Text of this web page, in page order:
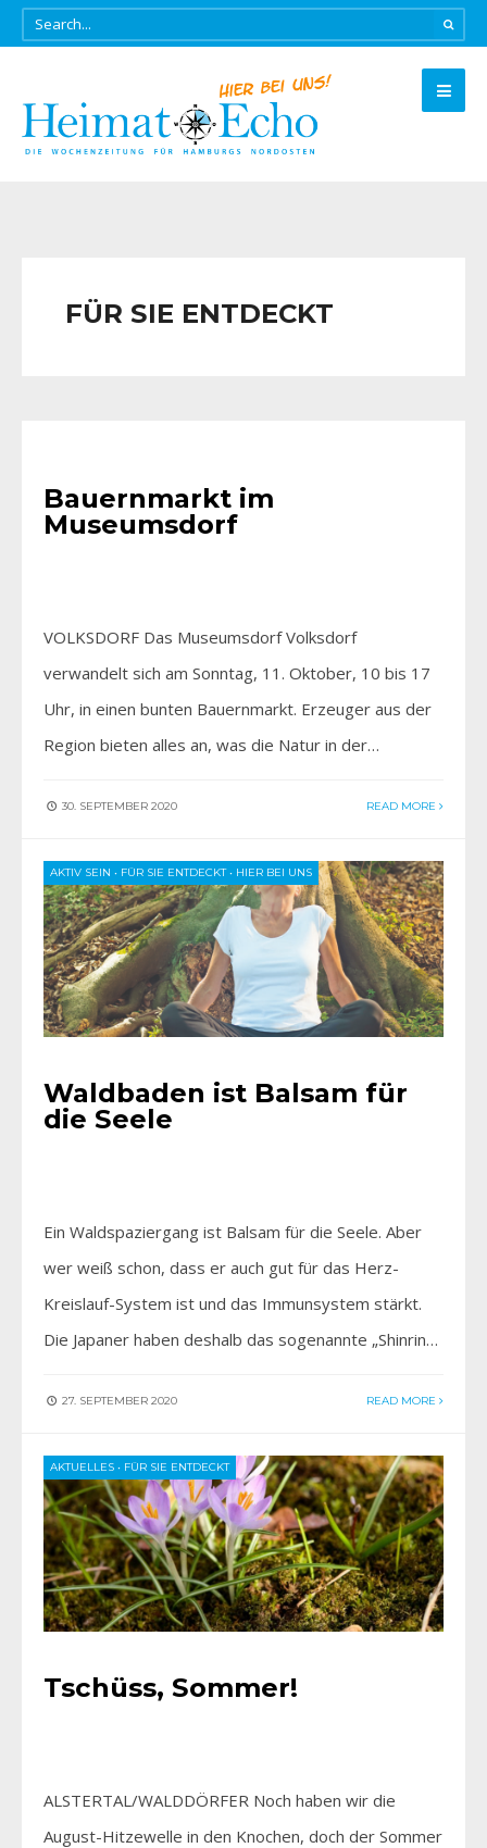
FÜR SIE ENTDECKT
Bauernmarkt im
Museumsdorf
VOLKSDORF Das Museumsdorf Volksdorf
verwandelt sich am Sonntag, 11. Oktober, 10 bis 17
Uhr, in einen bunten Bauernmarkt. Erzeuger aus der
Region bieten alles an, was die Natur in der…
30. SEPTEMBER 2020 READ MORE
AKTIV SEIN • FÜR SIE ENTDECKT• HIER BEI UNS
Waldbaden ist Balsam für
die Seele
Ein Waldspaziergang ist Balsam für die Seele. Aber
wer weiß schon, dass er auch gut für das Herz-
Kreislauf-System ist und das Immunsystem stärkt.
Die Japaner haben deshalb das sogenannte „Shinrin…
27. SEPTEMBER 2020 READ MORE
AKTUELLES • FÜR SIE ENTDECKT
Tschüss, Sommer!
ALSTERTAL/WALDDÖRFER Noch haben wir die
August-Hitzewelle in den Knochen, doch der Sommer